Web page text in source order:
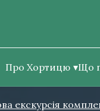
Про Хортицю Що
екскурсія